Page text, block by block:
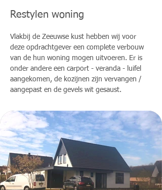
Restylen woning
Vlakbij de Zeeuwse kust hebben wij voor
deze opdrachtgever een complete verbouw
van de hun woning mogen uitvoeren. Er is
onder andere een carport - veranda - luifel
aangekomen, de kozijnen zijn vervangen /
aangepast en de gevels wit gesaust.